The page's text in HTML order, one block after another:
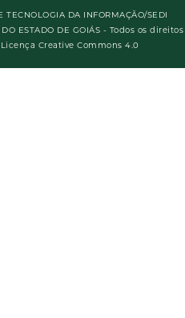
TECNOLOGIA DA INFORMAÇÃO/SEDI
ESTADO DE GOIÁS - Todos os direitos
Creative Commons 4.0